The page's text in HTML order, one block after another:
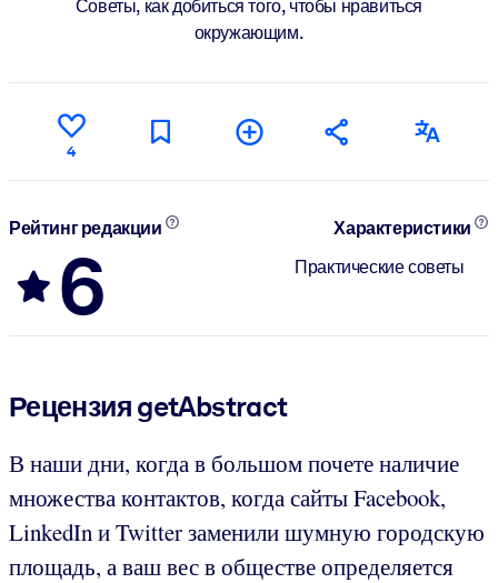
Советы, как добиться того, чтобы нравиться
окружающим.
4
Рейтинг редакции
6
Характеристики
Практические советы
Рецензия getAbstract
В наши дни, когда в большом почете наличие
множества контактов, когда сайты Facebook,
LinkedIn и Twitter заменили шумную городскую
площадь, а ваш вес в обществе определяется